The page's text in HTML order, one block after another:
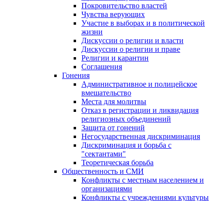
Покровительство властей
Чувства верующих
Участие в выборах и в политической
жизни
Дискуссии о религии и власти
Дискуссии о религии и праве
Религии и карантин
Соглашения
Гонения
Административное и полицейское
вмешательство
Места для молитвы
Отказ в регистрации и ликвидация
религиозных объединений
Защита от гонений
Негосударственная дискриминация
Дискриминация и борьба с
"сектантами"
Теоретическая борьба
Общественность и СМИ
Конфликты с местным населением и
организациями
Конфликты с учреждениями культуры